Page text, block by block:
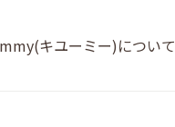
キユーミー)について